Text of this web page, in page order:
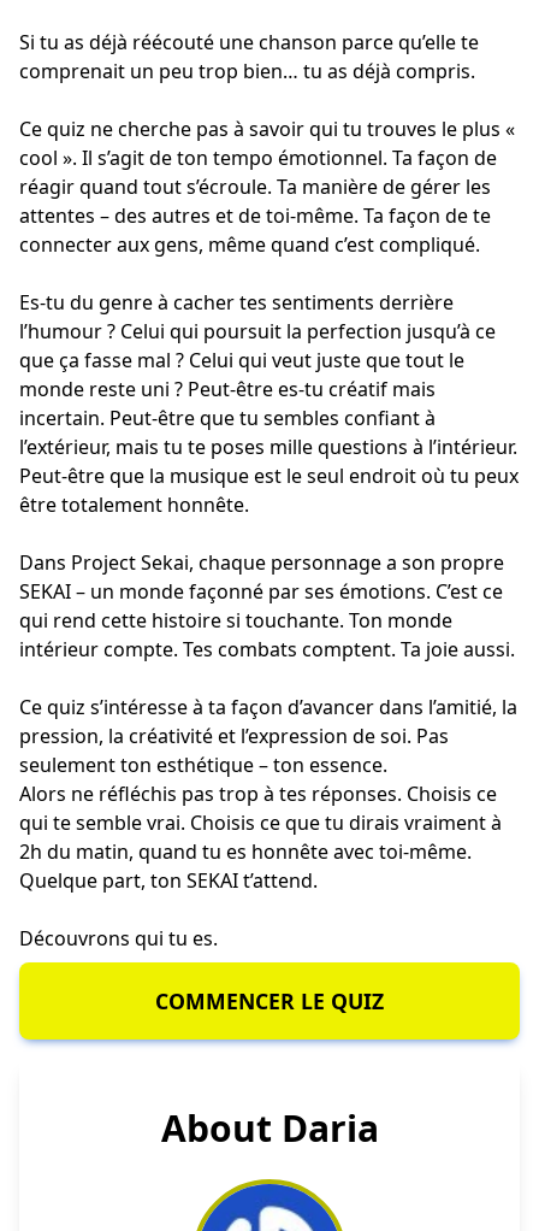
Si tu as déjà réécouté une chanson parce qu’elle te
comprenait un peu trop bien… tu as déjà compris.
Ce quiz ne cherche pas à savoir qui tu trouves le plus «
cool ». Il s’agit de ton tempo émotionnel. Ta façon de
réagir quand tout s’écroule. Ta manière de gérer les
attentes – des autres et de toi-même. Ta façon de te
connecter aux gens, même quand c’est compliqué.
Es-tu du genre à cacher tes sentiments derrière
l’humour ? Celui qui poursuit la perfection jusqu’à ce
que ça fasse mal ? Celui qui veut juste que tout le
monde reste uni ? Peut-être es-tu créatif mais
incertain. Peut-être que tu sembles confiant à
l’extérieur, mais tu te poses mille questions à l’intérieur.
Peut-être que la musique est le seul endroit où tu peux
être totalement honnête.
Dans Project Sekai, chaque personnage a son propre
SEKAI – un monde façonné par ses émotions. C’est ce
qui rend cette histoire si touchante. Ton monde
intérieur compte. Tes combats comptent. Ta joie aussi.
Ce quiz s’intéresse à ta façon d’avancer dans l’amitié, la
pression, la créativité et l’expression de soi. Pas
seulement ton esthétique – ton essence.
Alors ne réfléchis pas trop à tes réponses. Choisis ce
qui te semble vrai. Choisis ce que tu dirais vraiment à
2h du matin, quand tu es honnête avec toi-même.
Quelque part, ton SEKAI t’attend.
Découvrons qui tu es.
COMMENCER LE QUIZ
About Daria